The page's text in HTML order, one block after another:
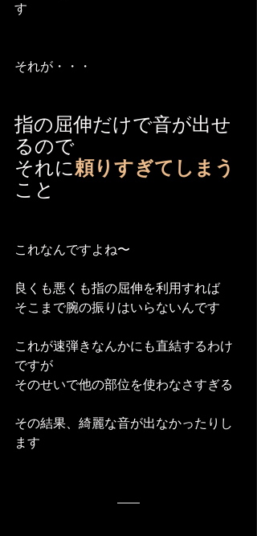
す
それが・・・
指の屈伸だけで音が出せ
るので
それに頼りすぎてしまう
こと
これなんですよね〜
良くも悪くも指の屈伸を利用すれば
そこまで腕の振りはいらないんです
これが速弾きなんかにも直結するわけ
ですが
そのせいで他の部位を使わなさすぎる
その結果、綺麗な音が出なかったりし
ます